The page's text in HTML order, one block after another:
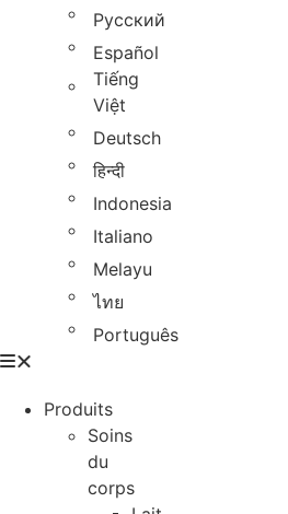
Русский
Español
Tiếng
Việt
Deutsch
हिन्दी
Indonesia
Italiano
Melayu
ไทย
Português
Produits
Soins
du
corps